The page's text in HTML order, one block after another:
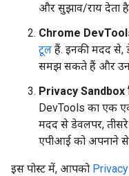
और सुझाव/राय देता
Chrome
टूल हैं. इनकी मदद
समझ सकते हैं और
Privacy Sandbox
DevTools का एक
मदद से डेवलपर,
एपीआई को अपनाने
इस पोस्ट में, आपको